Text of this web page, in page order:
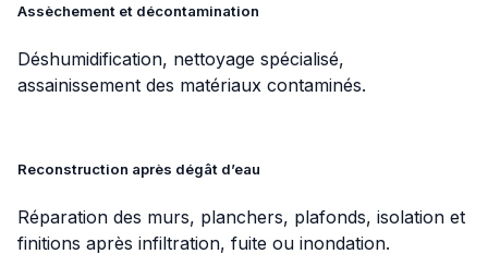
Assèchement et décontamination
Déshumidification, nettoyage spécialisé,
assainissement des matériaux contaminés.
Reconstruction après dégât d’eau
Réparation des murs, planchers, plafonds, isolation et
finitions après infiltration, fuite ou inondation.